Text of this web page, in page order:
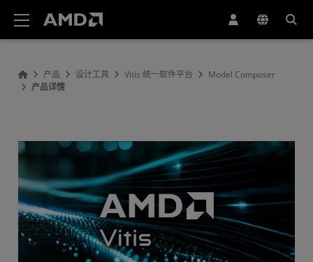
产品 设计工具 Vitis 统一软件平台
Model Composer
产品详情